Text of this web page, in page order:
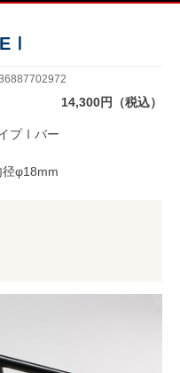
14,300円（税込）
プⅠバー
径φ18mm